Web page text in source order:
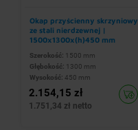
Okap przyścienny skrzyniowy
ze stali nierdzewnej |
1500x1300x(h)450 mm
Szerokość: 1500 mm
Głębokość: 1300 mm
Wysokość: 450 mm
2.154,15 zł
1.751,34 zł netto